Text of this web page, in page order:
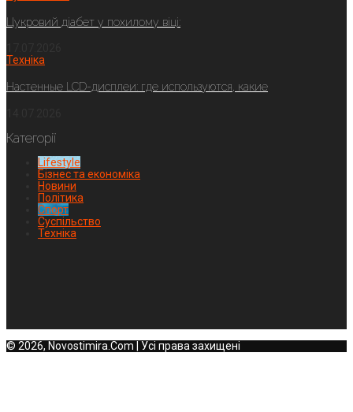
Цукровий діабет у похилому віці:
Техніка
Настенные LCD-дисплеи: где используются, какие
Категорії
Lifestyle
Бізнес та економіка
Новини
Політика
Спорт
Суспільство
Техніка
© 2026, Novostimira.Com | Усі права захищені